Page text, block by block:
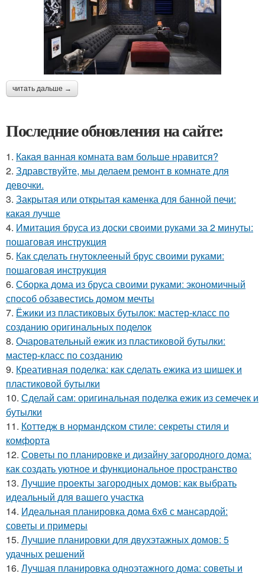
читать дальше →
Последние обновления на сайте:
1. Какая ванная комната вам больше нравится?
2. Здравствуйте, мы делаем ремонт в комнате для
девочки.
3. Закрытая или открытая каменка для банной печи:
какая лучше
4. Имитация бруса из доски своими руками за 2 минуты:
пошаговая инструкция
5. Как сделать гнутоклееный брус своими руками:
пошаговая инструкция
6. Сборка дома из бруса своими руками: экономичный
способ обзавестись домом мечты
7. Ёжики из пластиковых бутылок: мастер-класс по
созданию оригинальных поделок
8. Очаровательный ежик из пластиковой бутылки:
мастер-класс по созданию
9. Креативная поделка: как сделать ежика из шишек и
пластиковой бутылки
10. Сделай сам: оригинальная поделка ежик из семечек и
бутылки
11. Коттедж в нормандском стиле: секреты стиля и
комфорта
12. Советы по планировке и дизайну загородного дома:
как создать уютное и функциональное пространство
13. Лучшие проекты загородных домов: как выбрать
идеальный для вашего участка
14. Идеальная планировка дома 6х6 с мансардой:
советы и примеры
15. Лучшие планировки для двухэтажных домов: 5
удачных решений
16. Лучшая планировка одноэтажного дома: советы и